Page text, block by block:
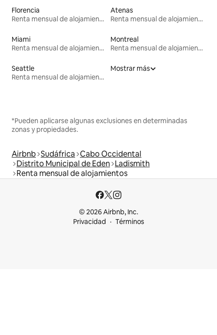
Florencia
Renta mensual de alojamientos
Atenas
Renta mensual de alojamientos
Miami
Renta mensual de alojamientos
Montreal
Renta mensual de alojamientos
Seattle
Renta mensual de alojamientos
Mostrar más
*Pueden aplicarse algunas exclusiones en determinadas
zonas y propiedades.
Airbnb Sudáfrica Cabo Occidental
Distrito Municipal de Eden Ladismith
Renta mensual de alojamientos
© 2026 Airbnb, Inc.
Privacidad
Términos